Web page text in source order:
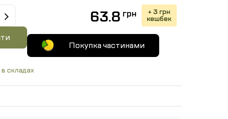
63.8 грн + 3 грн
кешбек
Покупка частинами
складах